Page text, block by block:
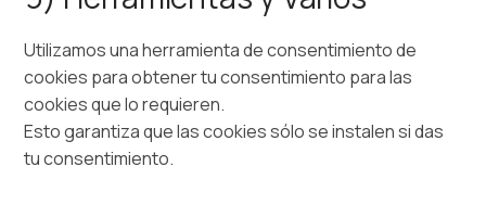
Utilizamos una herramienta de consentimiento de
cookies para obtener tu consentimiento para las
cookies que lo requieren.
Esto garantiza que las cookies sólo se instalen si das
tu consentimiento.